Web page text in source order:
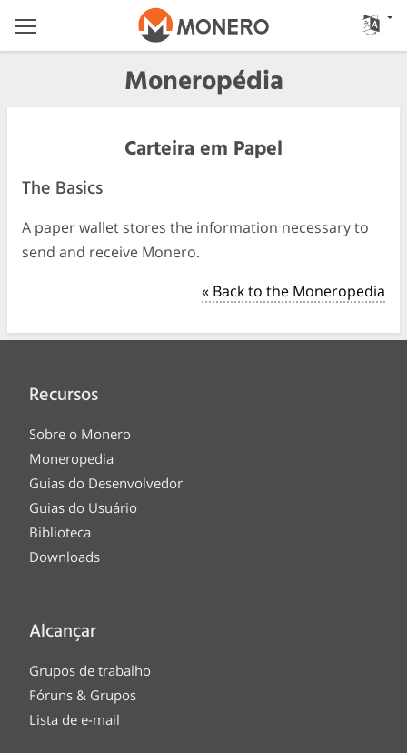
Moneropédia
Carteira em Papel
The Basics
A paper wallet stores the information necessary to
send and receive Monero.
« Back to the Moneropedia
Recursos
Sobre o Monero
Moneropedia
Guias do Desenvolvedor
Guias do Usuário
Biblioteca
Downloads
Alcançar
Grupos de trabalho
Fóruns & Grupos
Lista de e-mail